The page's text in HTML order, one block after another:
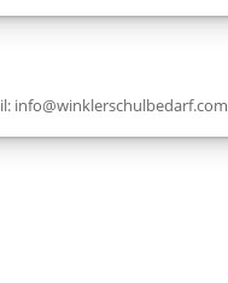
info@winklerschulbedarf.com